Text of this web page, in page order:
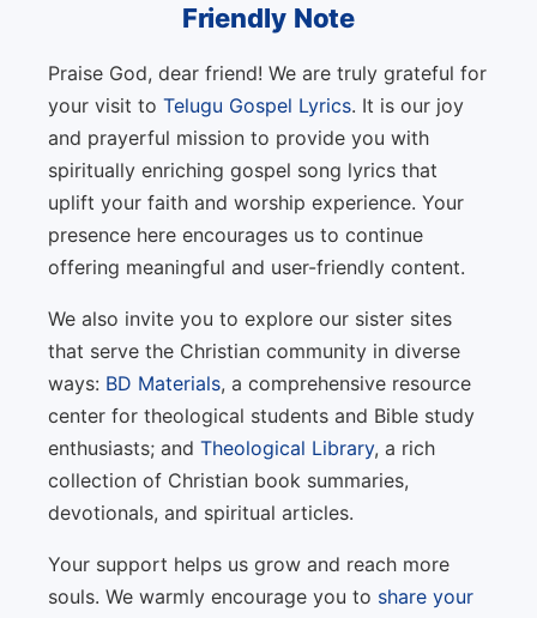
Friendly Note
Praise God, dear friend! We are truly grateful for
your visit to Telugu Gospel Lyrics. It is our joy
and prayerful mission to provide you with
spiritually enriching gospel song lyrics that
uplift your faith and worship experience. Your
presence here encourages us to continue
offering meaningful and user-friendly content.
We also invite you to explore our sister sites
that serve the Christian community in diverse
ways: BD Materials, a comprehensive resource
center for theological students and Bible study
enthusiasts; and Theological Library, a rich
collection of Christian book summaries,
devotionals, and spiritual articles.
Your support helps us grow and reach more
souls. We warmly encourage you to share your